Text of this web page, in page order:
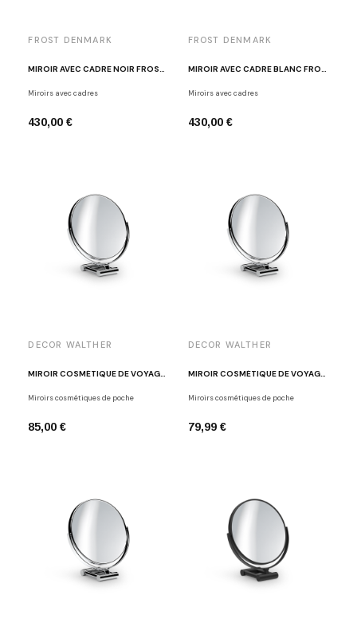
FROST DENMARK
MIROIR AVEC CADRE NOIR FROST TB600-B
Miroirs avec cadres
430,00 €
FROST DENMARK
MIROIR AVEC CADRE BLANC FROST TB600-W
Miroirs avec cadres
430,00 €
DECOR WALTHER
MIROIR COSMÉTIQUE DE VOYAGE X10 SPT50/X
Miroirs cosmétiques de poche
85,00 €
DECOR WALTHER
MIROIR COSMÉTIQUE DE VOYAGE X7 SPT50/V
Miroirs cosmétiques de poche
79,99 €